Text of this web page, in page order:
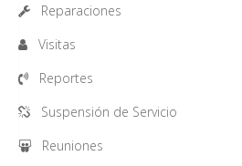
Reparaciones
Visitas
Reportes
Suspensión de Servicio
Reuniones